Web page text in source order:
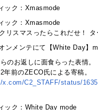
ック：Xmasmode
ック：Xmasmode
ンメンテにて【White Day】
のお返しに面食らった表情。
年前のZECO氏による寄稿。
x.com/C2_STAFF/status/
ック：White Day mode